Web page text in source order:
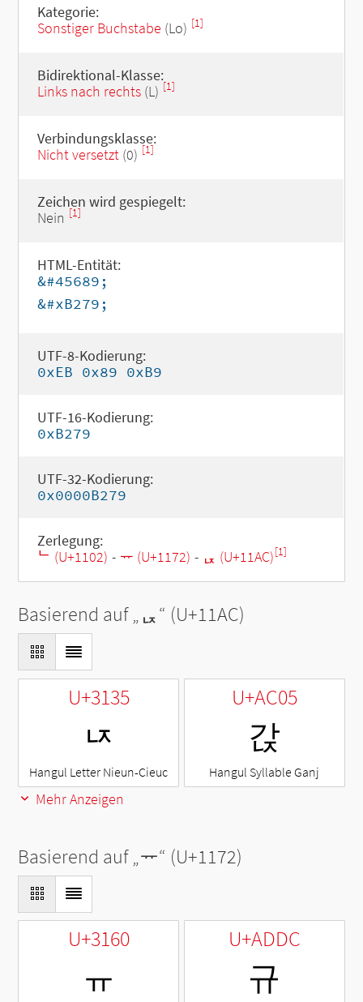
Kategorie:
Sonstiger Buchstabe (Lo) [1]
Bidirektional-Klasse:
Links nach rechts(L) [1]
Verbindungsklasse:
Nicht versetzt(0) [1]
Zeichen wird gespiegelt:
Nein [1]
HTML-Entität:
&#45689;
&#xB279;
UTF-8-Kodierung:
0xEB 0x89 0xB9
UTF-16-Kodierung:
0xB279
UTF-32-Kodierung:
0x0000B279
Zerlegung:
ᄂ (U+1102) - ᅲ (U+1172) - ᆬ (U+11AC)[1]
Basierend auf „ᆬ“ (U+11AC)
U+3135
ㄵ
Hangul Letter Nieun-Cieuc
U+AC05
갅
Hangul Syllable Ganj
Mehr Anzeigen
Basierend auf „ᅲ“ (U+1172)
U+3160
ㅠ
U+ADDC
규